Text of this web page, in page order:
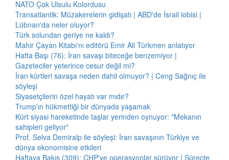
NATO Çok Ulsulu Kolordusu
Transatlantik: Müzakerelerin gidişatı | ABD'de İsrail lobisi |
Lübnan'da neler oluyor?
Türk solundan geriye ne kaldı?
Mahir Çayan Kitabı'nı editörü Emir Ali Türkmen anlatıyor
Hafta Başı (76): İran savaşı biteceğe benzemiyor |
Gazeteciler yeterince cesur değil mi?
İran kürtleri savaşa neden dahil olmuyor? | Ceng Sağnıç ile
söyleşi
Siyasetçilerin özel hayatı var mıdır?
Trump'ın hükmettiği bir dünyada yaşamak
Kürt siyasi hareketinde taşlar yerinden oynuyor: "Mekanın
sahipleri geliyor"
Prof. Selva Demiralp ile söyleşi: İran savaşının Türkiye ve
dünya ekonomisine etkileri
Haftaya Bakış (309): CHP'ye operasyonlar sürüyor | Süreçte